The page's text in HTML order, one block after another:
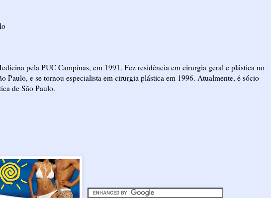
pela PUC Campinas, em 1991. Fez residência em cirurgia geral e plástica no
Paulo, e se tornou especialista em cirurgia plástica em 1996. Atualmente, é sócio-
de São Paulo.